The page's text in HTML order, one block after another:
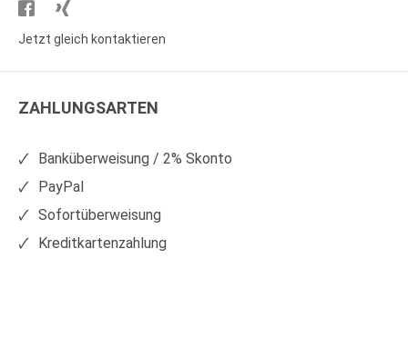
Besuchen
Sie
auf
Sie
auf
Jetzt gleich kontaktieren
ZAHLUNGSARTEN
Banküberweisung / 2% Skonto
PayPal
Sofortüberweisung
Kreditkartenzahlung